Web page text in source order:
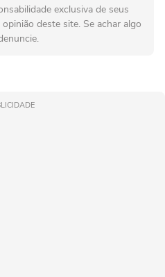
exclusiva de seus
deste site. Se achar algo